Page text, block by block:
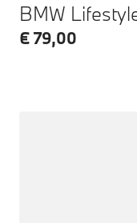
BMW
€ 79,00